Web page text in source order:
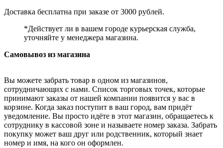
Доставка бесплатна при заказе от 3000 рублей.
*Действует ли в вашем городе курьерская служба,
уточняйте у менеджера магазина.
Самовывоз из магазина
Вы можете забрать товар в одном из магазинов,
сотрудничающих с нами. Список торговых точек, которые
принимают заказы от нашей компании появится у вас в
корзине. Когда заказ поступит в ваш город, вам придёт
уведомление. Вы просто идёте в этот магазин, обращаетесь к
сотруднику в кассовой зоне и называете номер заказа. Забрать
покупку может ваш друг или родственник, который знает
номер и имя, на кого он оформлен.